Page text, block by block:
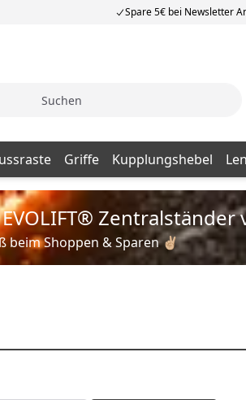
Spare 5€ bei Newsletter
Griffe Kupplungshebel
EVOLIFT® Zentralständer
beim Shoppen & Sparen ✌🏼